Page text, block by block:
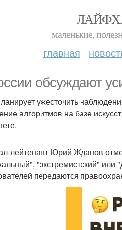
маленькие,
главная
обсуждают
ужесточить
алгоритмов на базе
лейтенант Юрий Жданов
"экстремистский" или
передаются